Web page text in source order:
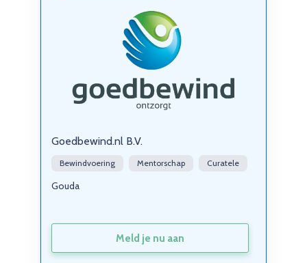
Goedbewind.nl B.V.
Bewindvoering Mentorschap Curatele
Gouda
Meld je nu aan